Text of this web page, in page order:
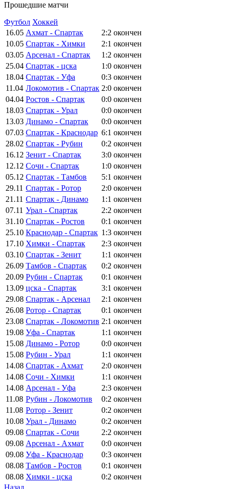
Прошедшие матчи
Футбол Хоккей
16.05 Ахмат - Спартак 2:2 окончен
10.05 Спартак - Химки 2:1 окончен
03.05 Арсенал - Спартак 1:2 окончен
25.04 Спартак - цска 1:0 окончен
18.04 Спартак - Уфа 0:3 окончен
11.04 Локомотив - Спартак 2:0 окончен
04.04 Ростов - Спартак 0:0 окончен
18.03 Спартак - Урал 0:0 окончен
13.03 Динамо - Спартак 0:0 окончен
07.03 Спартак - Краснодар 6:1 окончен
28.02 Спартак - Рубин 0:2 окончен
16.12 Зенит - Спартак 3:0 окончен
12.12 Сочи - Спартак 1:0 окончен
05.12 Спартак - Тамбов 5:1 окончен
29.11 Спартак - Ротор 2:0 окончен
21.11 Спартак - Динамо 1:1 окончен
07.11 Урал - Спартак 2:2 окончен
31.10 Спартак - Ростов 0:1 окончен
25.10 Краснодар - Спартак 1:3 окончен
17.10 Химки - Спартак 2:3 окончен
03.10 Спартак - Зенит 1:1 окончен
26.09 Тамбов - Спартак 0:2 окончен
20.09 Рубин - Спартак 0:1 окончен
13.09 цска - Спартак 3:1 окончен
29.08 Спартак - Арсенал 2:1 окончен
26.08 Ротор - Спартак 0:1 окончен
23.08 Спартак - Локомотив 2:1 окончен
19.08 Уфа - Спартак 1:1 окончен
15.08 Динамо - Ротор 0:0 окончен
15.08 Рубин - Урал 1:1 окончен
14.08 Спартак - Ахмат 2:0 окончен
14.08 Сочи - Химки 1:1 окончен
14.08 Арсенал - Уфа 2:3 окончен
11.08 Рубин - Локомотив 0:2 окончен
11.08 Ротор - Зенит 0:2 окончен
10.08 Урал - Динамо 0:2 окончен
09.08 Спартак - Сочи 2:2 окончен
09.08 Арсенал - Ахмат 0:0 окончен
09.08 Уфа - Краснодар 0:3 окончен
08.08 Тамбов - Ростов 0:1 окончен
08.08 Химки - цска 0:2 окончен
Назад